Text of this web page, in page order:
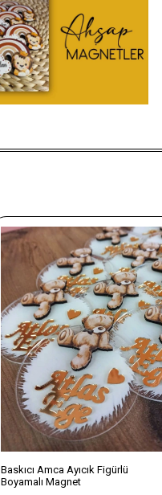
Baskıcı Amca Ayıcık Figürlü
Boyamalı Magnet